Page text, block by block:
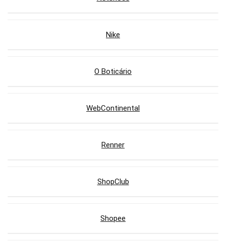
Nike
O Boticário
WebContinental
Renner
ShopClub
Shopee